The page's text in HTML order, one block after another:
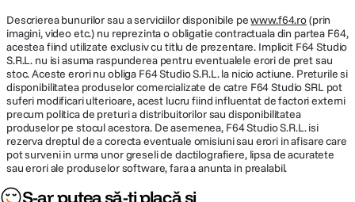
Descrierea bunurilor sau a serviciilor disponibile pewww.f64.ro(prin
imagini, video etc.) nu reprezinta o obligatie contractuala din partea F64,
acestea fiind utilizate exclusiv cu titlu de prezentare. Implicit F64 Studio
S.R.L. nu isi asuma raspunderea pentru eventualele erori de pret sau
stoc. Aceste erori nu obliga F64 Studio S.R.L. la nicio actiune. Preturile si
disponibilitatea produselor comercializate de catre F64 Studio SRL pot
suferi modificari ulterioare, acest lucru fiind influentat de factori externi
precum politica de preturi a distribuitorilor sau disponibilitatea
produselor pe stocul acestora. De asemenea, F64 Studio S.R.L. isi
rezerva dreptul de a corecta eventuale omisiuni sau erori in afisare care
pot surveni in urma unor greseli de dactilografiere, lipsa de acuratete
sau erori ale produselor software, fara a anunta in prealabil.
S-ar putea să-ți placă și